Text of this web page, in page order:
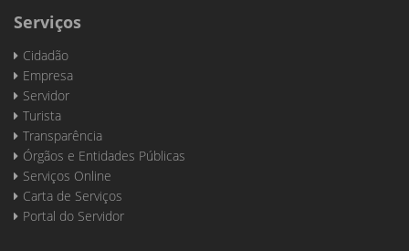
Serviços
Cidadão
Empresa
Servidor
Turista
Transparência
Órgãos e Entidades Públicas
Serviços Online
Carta de Serviços
Portal do Servidor